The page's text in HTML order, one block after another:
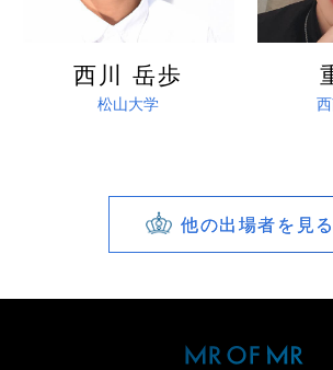
西川 岳歩
松山大学
他の出場者を見る